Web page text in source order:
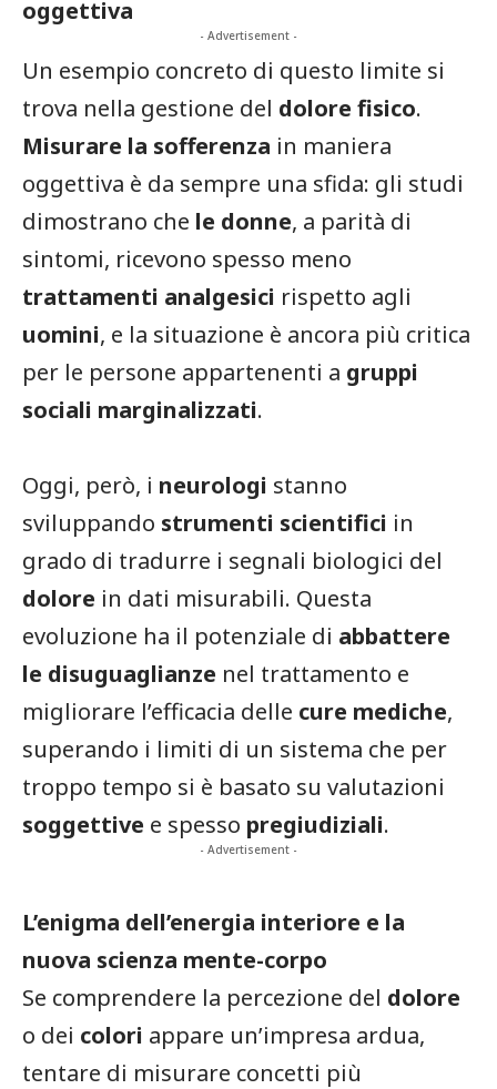
oggettiva
- Advertisement -
Un esempio concreto di questo limite si
trova nella gestione del dolore fisico.
Misurare la sofferenza in maniera
oggettiva è da sempre una sfida: gli studi
dimostrano che le donne, a parità di
sintomi, ricevono spesso meno
trattamenti analgesici rispetto agli
uomini, e la situazione è ancora più critica
per le persone appartenenti a gruppi
sociali marginalizzati.
Oggi, però, i neurologi stanno
sviluppando strumenti scientifici in
grado di tradurre i segnali biologici del
dolore in dati misurabili. Questa
evoluzione ha il potenziale di abbattere
le disuguaglianze nel trattamento e
migliorare l’efficacia delle cure mediche,
superando i limiti di un sistema che per
troppo tempo si è basato su valutazioni
soggettive e spesso pregiudiziali.
- Advertisement -
L’enigma dell’energia interiore e la
nuova scienza mente-corpo
Se comprendere la percezione del dolore
o dei colori appare un’impresa ardua,
tentare di misurare concetti più